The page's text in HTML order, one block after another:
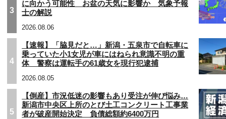
3
に向かう可能性 お盆の天気に影響か 気象予報
士の解説
2026.08.06
4
【速報】「脇見だと…」新潟・五泉市で自転車に
乗っていた小1女児が車にはねられ意識不明の重
体 警察は運転手の61歳女を現行犯逮捕
2026.08.05
5
【倒産】市況低迷の影響もあり受注が伸び悩み…
新潟市中央区上所のとび土工コンクリート工事業
者が破産開始決定 負債総額約6400万円